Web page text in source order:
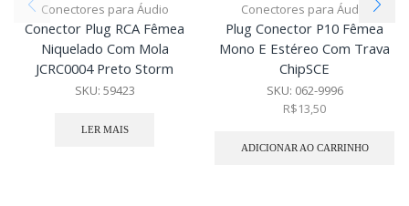
Conectores para Áudio
Conector Plug RCA Fêmea
Niquelado Com Mola
JCRC0004 Preto Storm
SKU: 59423
LER MAIS
Conectores para Áudio
Plug Conector P10 Fêmea
Mono E Estéreo Com Trava
ChipSCE
SKU: 062-9996
R$13,50
ADICIONAR AO CARRINHO